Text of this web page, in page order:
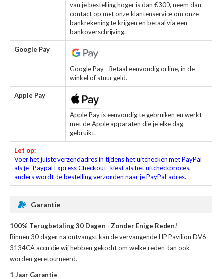
van je bestelling hoger is dan €300, neem dan
contact op met onze klantenservice om onze
bankrekening te krijgen en betaal via een
bankoverschrijving.
Google Pay
Google Pay - Betaal eenvoudig online, in de
winkel of stuur geld.
Apple Pay
Apple Pay is eenvoudig te gebruiken en werkt
met de Apple apparaten die je elke dag
gebruikt.
Let op:
Voer het juiste verzendadres in tijdens het uitchecken met PayPal
als je “Paypal Express Checkout” kiest als het uitcheckproces,
anders wordt de bestelling verzonden naar je PayPal-adres.
Garantie
100% Terugbetaling 30 Dagen - Zonder Enige Reden!
Binnen 30 dagen na ontvangst kan devervangende HP Pavilion DV6-
3134CA accu die wij hebben gekocht om welke reden dan ook
worden geretourneerd.
1 Jaar Garantie